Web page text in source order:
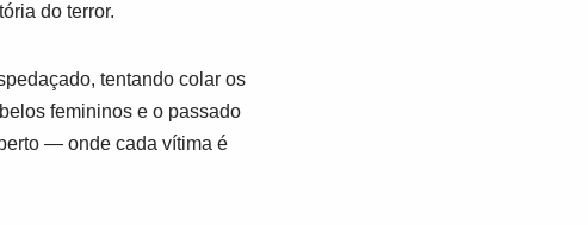
do terror.
tentando colar os
femininos e o passado
― onde cada vítima é